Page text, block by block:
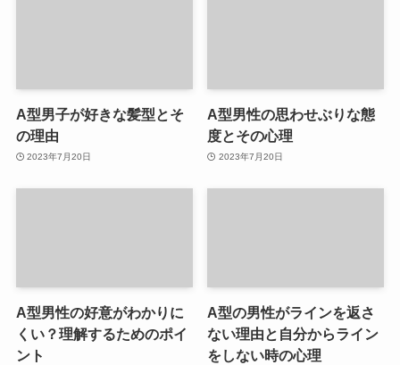
A型男子が好きな髪型とそ
の理由
2023年7月20日
A型男性の思わせぶりな態
度とその心理
2023年7月20日
A型男性の好意がわかりに
くい？理解するためのポイ
ント
A型の男性がラインを返さ
ない理由と自分からライン
をしない時の心理